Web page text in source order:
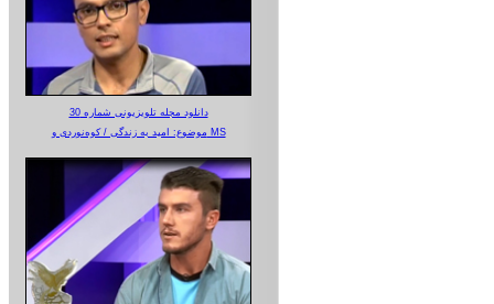
دانلود مجله تلویزیونی شماره 30
موضوع: امید به زندگی / کوه‌نوردی و MS